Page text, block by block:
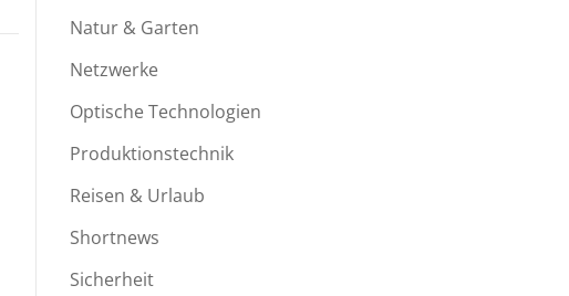
Natur & Garten
Netzwerke
Optische Technologien
Produktionstechnik
Reisen & Urlaub
Shortnews
Sicherheit